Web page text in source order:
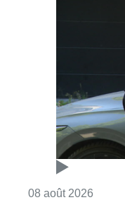
08 août 2026